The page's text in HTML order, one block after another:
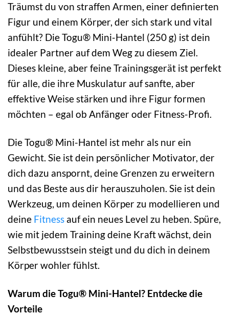
Träumst du von straffen Armen, einer definierten
Figur und einem Körper, der sich stark und vital
anfühlt? Die Togu® Mini-Hantel (250 g) ist dein
idealer Partner auf dem Weg zu diesem Ziel.
Dieses kleine, aber feine Trainingsgerät ist perfekt
für alle, die ihre Muskulatur auf sanfte, aber
effektive Weise stärken und ihre Figur formen
möchten – egal ob Anfänger oder Fitness-Profi.
Die Togu® Mini-Hantel ist mehr als nur ein
Gewicht. Sie ist dein persönlicher Motivator, der
dich dazu anspornt, deine Grenzen zu erweitern
und das Beste aus dir herauszuholen. Sie ist dein
Werkzeug, um deinen Körper zu modellieren und
deine Fitness auf ein neues Level zu heben. Spüre,
wie mit jedem Training deine Kraft wächst, dein
Selbstbewusstsein steigt und du dich in deinem
Körper wohler fühlst.
Warum die Togu® Mini-Hantel? Entdecke die
Vorteile